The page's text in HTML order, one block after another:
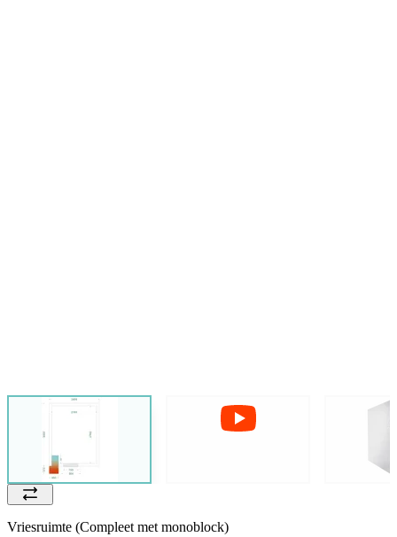
Vriesruimte (Compleet met monoblock)